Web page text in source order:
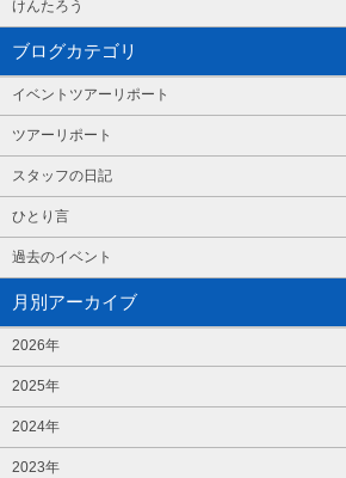
けんたろう
ブログカテゴリ
イベントツアーリポート
ツアーリポート
スタッフの日記
ひとり言
過去のイベント
月別アーカイブ
2026年
2025年
2024年
2023年